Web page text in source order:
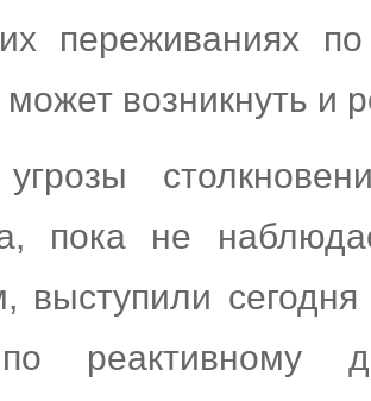
переживаниях
возникнуть и
пока не
выступили
реактивному